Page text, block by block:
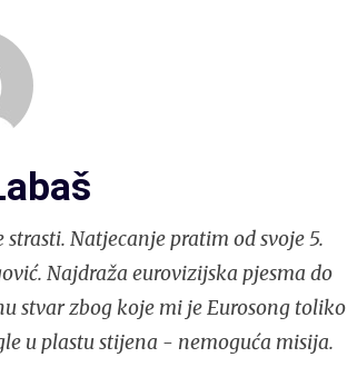
Natjecanje pratim od svoje 5.
Najdraža eurovizijska pjesma do
stvar zbog koje mi je Eurosong toliko
u plastu stijena - nemoguća misija.